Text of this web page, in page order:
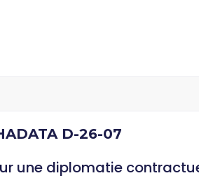
D-26-07
une diplomatie